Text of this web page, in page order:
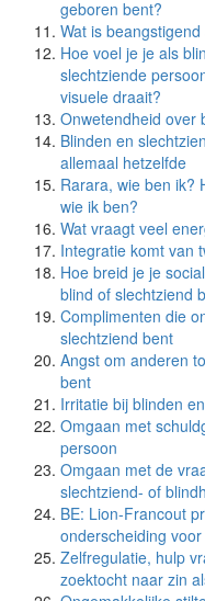
geboren bent?
Wat is
Hoe voel je je als
slechtziende
visuele draait?
Onwetendheid over
Blinden en
allemaal hetzelfde
Rarara, wie ben ik?
wie ik ben?
Wat vraagt veel
Integratie komt van
Hoe breid je je
blind of slechtziend
Complimenten die
slechtziend bent
Angst om anderen
bent
Irritatie bij blinden
Omgaan met
persoon
Omgaan met de
slechtziend- of
BE: Lion-Francout
onderscheiding
Zelfregulatie, hulp
zoektocht naar zin